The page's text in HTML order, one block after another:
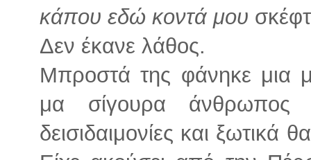
κάπου εδώ κοντά μου
Δεν έκανε λάθος.
Μπροστά της φάνηκε μια
μα σίγουρα
δεισιδαιμονίες και ξωτικά